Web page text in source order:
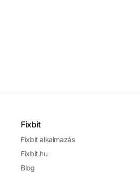
Fixbit
Fixbit alkalmazás
Fixbit.hu
Blog